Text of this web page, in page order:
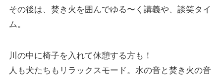
その後は、焚き火を囲んでゆる〜く講義や、談笑タイ
ム。
川の中に椅子を入れて休憩する方も！
人も犬たちもリラックスモード。水の音と焚き火の音